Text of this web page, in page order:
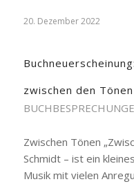
20. Dezember 2022
zwischen den Tönen
Zwischen Tönen
Schmidt – ist ein
Musik mit vielen